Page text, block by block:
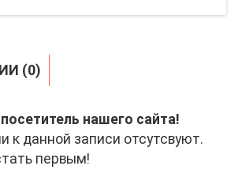
(0)
нашего сайта!
к данной записи отсутсвуют.
первым!